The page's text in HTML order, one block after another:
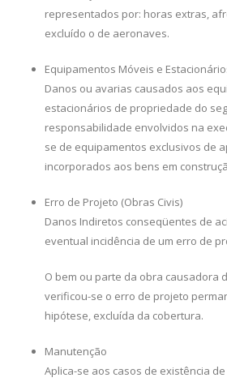
representados por: horas extras,
excluído o de aeronaves.
Equipamentos Móveis e
Danos ou avarias causados aos
estacionários de propriedade do
responsabilidade envolvidos na
se de equipamentos exclusivos de
incorporados aos bens em
Erro de Projeto (Obras Civis)
Danos Indiretos conseqüentes de
eventual incidência de um erro de
O bem ou parte da obra causadora
verificou-se o erro de projeto
hipótese, excluída da cobertura.
Manutenção
Aplica-se aos casos de existência